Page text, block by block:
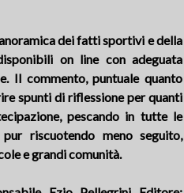
dei fatti sportivi e della
on line con adeguata
Il commento, puntuale quanto
spunti di riflessione per quanti
pescando in tutte le
riscuotendo meno seguito,
e grandi comunità.